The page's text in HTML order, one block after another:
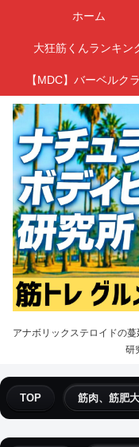
アナボリックステロイドの
研
ホーム
大狂筋くんランキン
【MDC】バーベルク
TOP 筋肉、筋肥大